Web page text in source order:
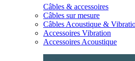
Câbles & accessoires
Câbles sur mesure
Câbles Acoustique &
Accessoires Vibration
Accessoires Acoustique